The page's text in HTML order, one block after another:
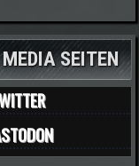
SEITEN